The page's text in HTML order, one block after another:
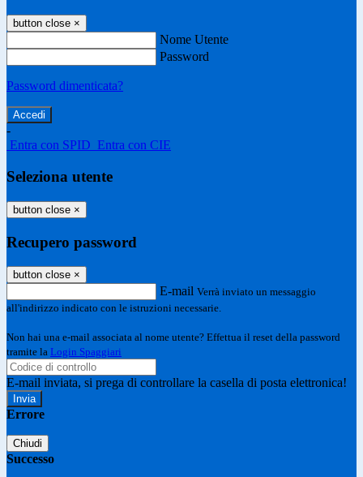
button close ×
Nome Utente
Password
Password dimenticata?
-
Entra con SPID Entra con CIE
Seleziona utente
button close ×
Recupero password
button close ×
E-mail Verrà inviato un messaggio
all'indirizzo indicato con le istruzioni necessarie.
Non hai una e-mail associata al nome utente? Effettua il reset della password
tramite la Login Spaggiari
E-mail inviata, si prega di controllare la casella di posta elettronica!
Errore
Chiudi
Successo